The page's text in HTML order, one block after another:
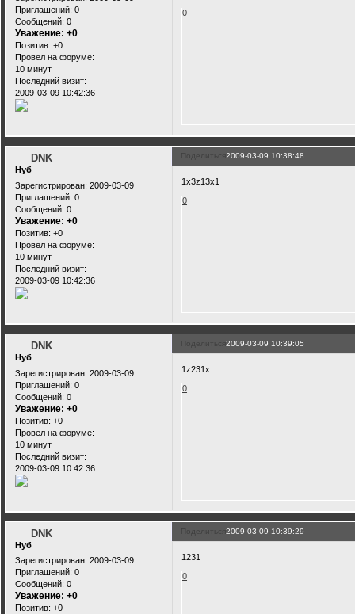
Приглашений: 0
Сообщений: 0
Уважение: +0
Позитив: +0
Провел на форуме:
10 минут
Последний визит:
2009-03-09 10:42:36
0
Поделиться2009-03-09 10:38:48
DNK
Нуб
Зарегистрирован: 2009-03-09
Приглашений: 0
Сообщений: 0
Уважение: +0
Позитив: +0
Провел на форуме:
10 минут
Последний визит:
2009-03-09 10:42:36
1x3z13x1
0
Поделиться2009-03-09 10:39:05
DNK
Нуб
Зарегистрирован: 2009-03-09
Приглашений: 0
Сообщений: 0
Уважение: +0
Позитив: +0
Провел на форуме:
10 минут
Последний визит:
2009-03-09 10:42:36
1z231x
0
Поделиться2009-03-09 10:39:29
DNK
Нуб
Зарегистрирован: 2009-03-09
Приглашений: 0
Сообщений: 0
Уважение: +0
Позитив: +0
1231
0